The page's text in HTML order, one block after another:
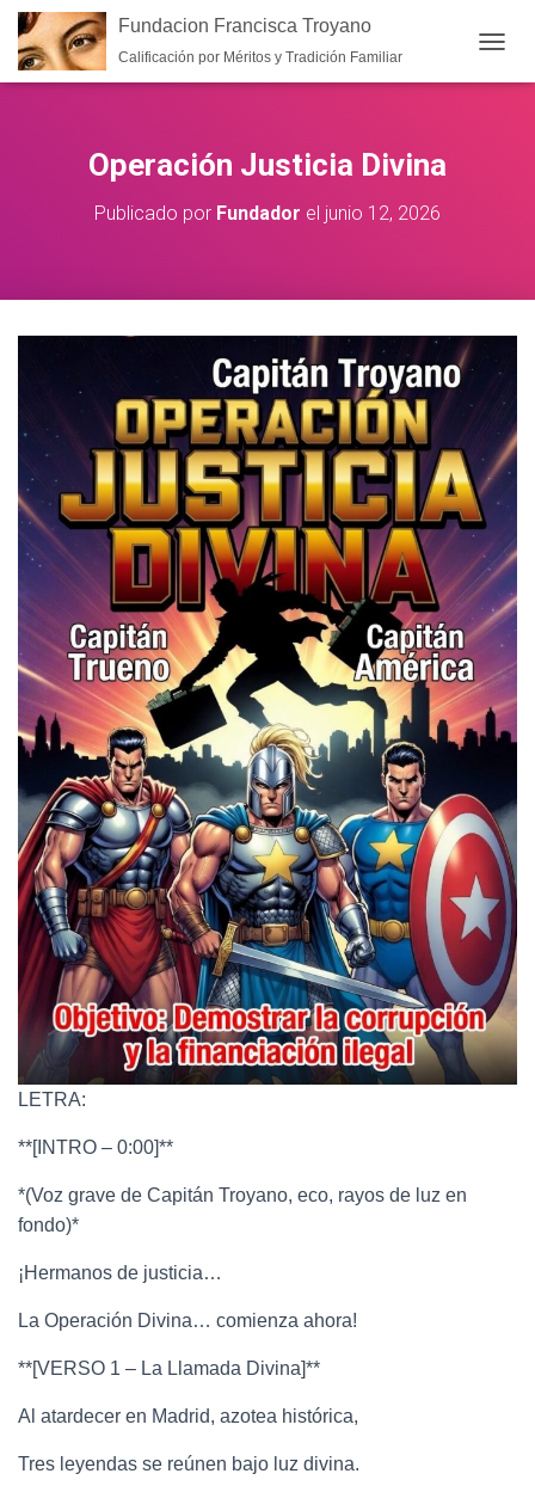
Fundacion Francisca Troyano
Calificación por Méritos y Tradición Familiar
Operación Justicia Divina
Publicado por Fundador el junio 12, 2026
LETRA:
**[INTRO – 0:00]**
*(Voz grave de Capitán Troyano, eco, rayos de luz en
fondo)*
¡Hermanos de justicia…
La Operación Divina… comienza ahora!
**[VERSO 1 – La Llamada Divina]**
Al atardecer en Madrid, azotea histórica,
Tres leyendas se reúnen bajo luz divina.